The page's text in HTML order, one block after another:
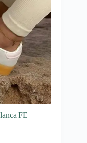
FE